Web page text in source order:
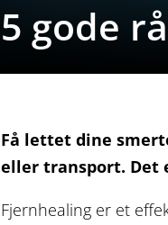
5 gode
Få lettet dine
eller transport. Det
Fjernhealing er et